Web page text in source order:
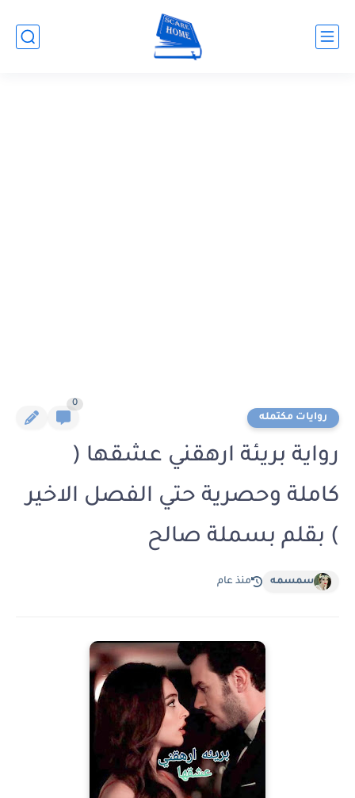
روايات مكتمله
0
رواية بريئة ارهقني عشقها (
كاملة وحصرية حتي الفصل الاخير
) بقلم بسملة صالح
سمسمه منذ عام